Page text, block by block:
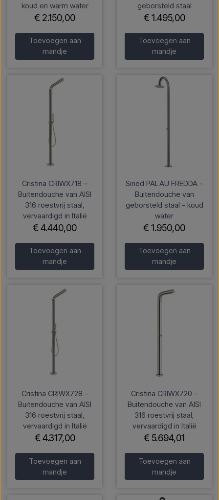
koud en warm water
€ 2.150,00
Toevoegen aan
mandje
geborsteld staal
€ 1.495,00
Toevoegen aan
mandje
Cristina CRIWX718 –
Buitendouche van AISI
316 roestvrij staal,
vervaardigd in Italië
€ 4.440,00
Toevoegen aan
mandje
Sined PALAU FREDDA -
Buitendouche van
geborsteld staal - koud
water
€ 1.950,00
Toevoegen aan
mandje
Cristina CRIWX728 –
Buitendouche van AISI
316 roestvrij staal,
vervaardigd in Italië
€ 4.317,00
Toevoegen aan
mandje
Cristina CRIWX720 –
Buitendouche van AISI
316 roestvrij staal,
vervaardigd in Italië
€ 5.694,01
Toevoegen aan
mandje